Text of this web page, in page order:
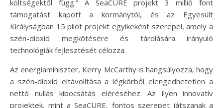
költségektől függ.” A SeaCURE projekt 3 millió font
támogatást kapott a kormánytól, és az Egyesült
Királyságban 15 pilot projekt egyikeként szerepel, amely a
szén-dioxid megkötésére és tárolására irányuló
technológiák fejlesztését célozza.
Az energiaminiszter, Kerry McCarthy is hangsúlyozza, hogy
a szén-dioxid eltávolítása a légkörből elengedhetetlen a
nettó nullás kibocsátás eléréséhez. Az ilyen innovatív
projektek, mint a SeaCURE, fontos szerepet játszanak a